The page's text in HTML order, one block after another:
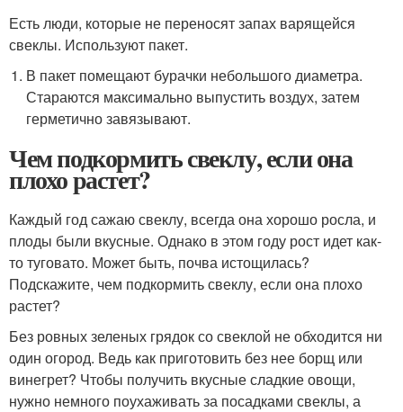
Есть люди, которые не переносят запах варящейся
свеклы. Используют пакет.
В пакет помещают бурачки небольшого диаметра.
Стараются максимально выпустить воздух, затем
герметично завязывают.
Чем подкормить свеклу, если она
плохо растет?
Каждый год сажаю свеклу, всегда она хорошо росла, и
плоды были вкусные. Однако в этом году рост идет как-
то туговато. Может быть, почва истощилась?
Подскажите, чем подкормить свеклу, если она плохо
растет?
Без ровных зеленых грядок со свеклой не обходится ни
один огород. Ведь как приготовить без нее борщ или
винегрет? Чтобы получить вкусные сладкие овощи,
нужно немного поухаживать за посадками свеклы, а